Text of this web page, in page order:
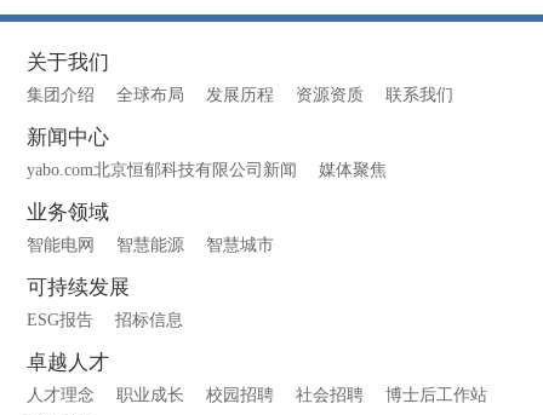
关于我们
集团介绍 全球布局 发展历程 资源资质 联系我们
新闻中心
yabo.com北京恒郁科技有限公司新闻 媒体聚焦
业务领域
智能电网 智慧能源 智慧城市
可持续发展
ESG报告 招标信息
卓越人才
人才理念 职业成长 校园招聘 社会招聘
博士后工作站